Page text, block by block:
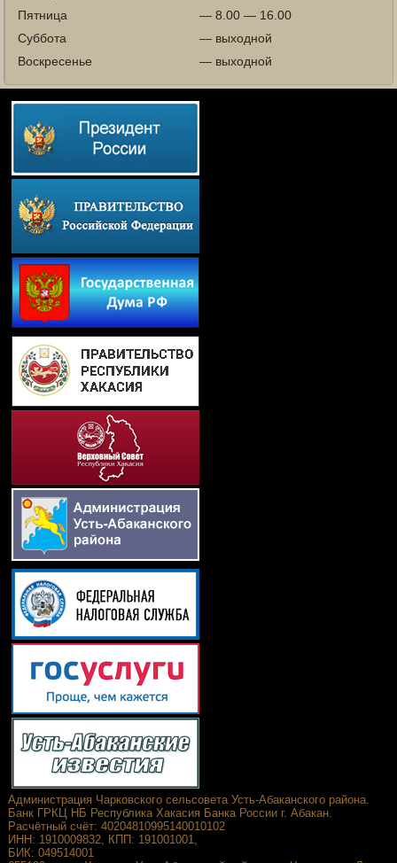
Пятница
— 8.00 — 16.00
Суббота
— выходной
Воскресенье
— выходной
Администрация Чарковского сельсовета Усть-Абаканского района.
Банк ГРКЦ НБ Республика Хакасия Банка России г. Абакан.
Расчётный счёт: 40204810995140010102
ИНН: 1910009832, КПП: 191001001,
БИК: 049514001